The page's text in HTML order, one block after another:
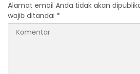
Alamat email Anda tidak akan
wajib ditandai *